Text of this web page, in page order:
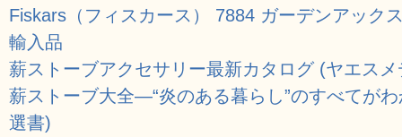
Fiskars（フィスカース） 7884 ガーデンアッ
輸入品
薪ストーブアクセサリー最新カタログ (ヤエス
薪ストーブ大全―“炎のある暮らし”のすべてが
選書)